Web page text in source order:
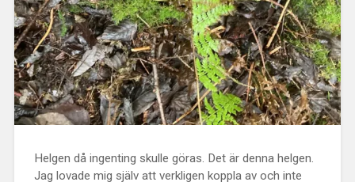
Helgen då ingenting skulle göras. Det är denna helgen.
Jag lovade mig själv att verkligen koppla av och inte